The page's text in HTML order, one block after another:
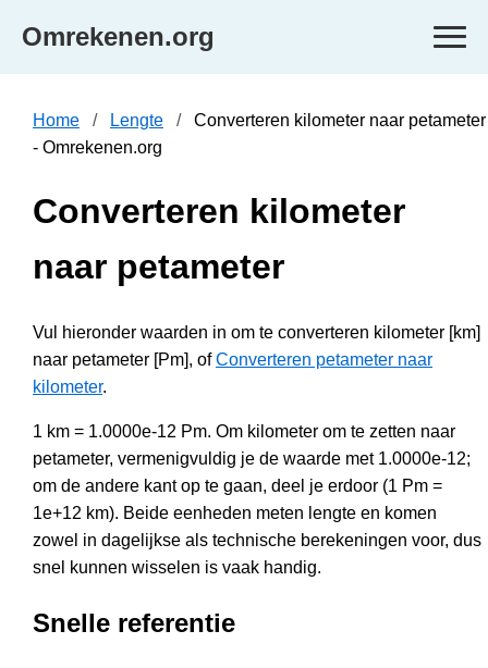
Omrekenen.org
Home Lengte
Converteren kilometer naar petameter
- Omrekenen.org
Converteren kilometer
naar petameter
Vul hieronder waarden in om te converteren kilometer [km]
naar petameter [Pm], ofConverteren petameter naar
kilometer.
1 km = 1.0000e-12 Pm. Om kilometer om te zetten naar
petameter, vermenigvuldig je de waarde met 1.0000e-12;
om de andere kant op te gaan, deel je erdoor (1 Pm =
1e+12 km). Beide eenheden meten lengte en komen
zowel in dagelijkse als technische berekeningen voor, dus
snel kunnen wisselen is vaak handig.
Snelle referentie